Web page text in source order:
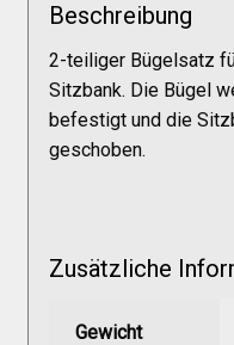
Beschreibung
2-teiliger Bügelsatz
Sitzbank. Die Bügel
befestigt und die
geschoben.
Zusätzliche
Gewicht